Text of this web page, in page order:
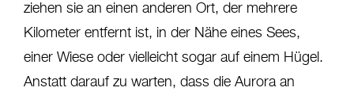
ziehen sie an einen anderen Ort, der mehrere
Kilometer entfernt ist, in der Nähe eines Sees,
einer Wiese oder vielleicht sogar auf einem Hügel.
Anstatt darauf zu warten, dass die Aurora an